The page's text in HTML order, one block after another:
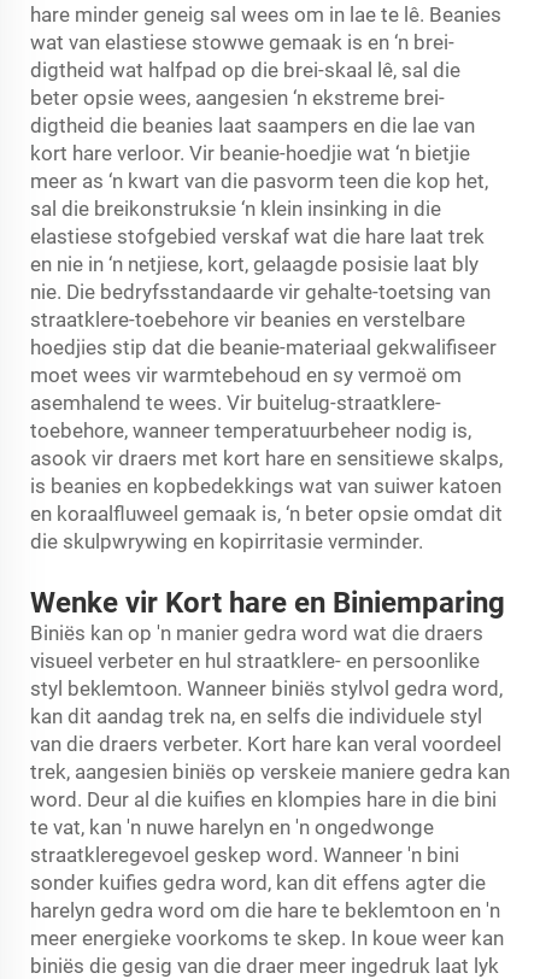
hare minder geneig sal wees om in lae te lê. Beanies
wat van elastiese stowwe gemaak is en ‘n brei-
digtheid wat halfpad op die brei-skaal lê, sal die
beter opsie wees, aangesien ‘n ekstreme brei-
digtheid die beanies laat saampers en die lae van
kort hare verloor. Vir beanie-hoedjie wat ‘n bietjie
meer as ‘n kwart van die pasvorm teen die kop het,
sal die breikonstruksie ‘n klein insinking in die
elastiese stofgebied verskaf wat die hare laat trek
en nie in ‘n netjiese, kort, gelaagde posisie laat bly
nie. Die bedryfsstandaarde vir gehalte-toetsing van
straatklere-toebehore vir beanies en verstelbare
hoedjies stip dat die beanie-materiaal gekwalifiseer
moet wees vir warmtebehoud en sy vermoë om
asemhalend te wees. Vir buitelug-straatklere-
toebehore, wanneer temperatuurbeheer nodig is,
asook vir draers met kort hare en sensitiewe skalps,
is beanies en kopbedekkings wat van suiwer katoen
en koraalfluweel gemaak is, ‘n beter opsie omdat dit
die skulpwrywing en kopirritasie verminder.
Wenke vir Kort hare en Biniemparing
Biniës kan op 'n manier gedra word wat die draers
visueel verbeter en hul straatklere- en persoonlike
styl beklemtoon. Wanneer biniës stylvol gedra word,
kan dit aandag trek na, en selfs die individuele styl
van die draers verbeter. Kort hare kan veral voordeel
trek, aangesien biniës op verskeie maniere gedra kan
word. Deur al die kuifies en klompies hare in die bini
te vat, kan 'n nuwe harelyn en 'n ongedwonge
straatkleregevoel geskep word. Wanneer 'n bini
sonder kuifies gedra word, kan dit effens agter die
harelyn gedra word om die hare te beklemtoon en 'n
meer energieke voorkoms te skep. In koue weer kan
biniës die gesig van die draer meer ingedruk laat lyk